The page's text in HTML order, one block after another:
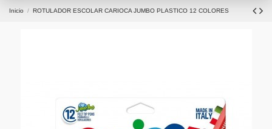
Inicio ROTULADOR ESCOLAR CARIOCA JUMBO PLASTICO 12 COLORES